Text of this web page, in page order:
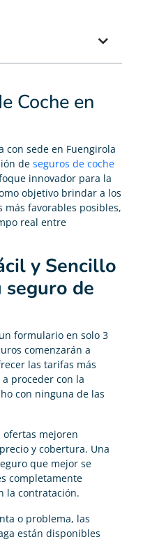
Coche en
con sede en Fuengirola
de seguros de coche
innovador para la
objetivo brindar a los
favorables posibles,
real entre
y Sencillo
de
formulario en solo 3
comenzarán a
las tarifas más
proceder con la
con ninguna de las
ofertas mejoren
y cobertura. Una
que mejor se
completamente
la contratación.
o problema, las
están disponibles